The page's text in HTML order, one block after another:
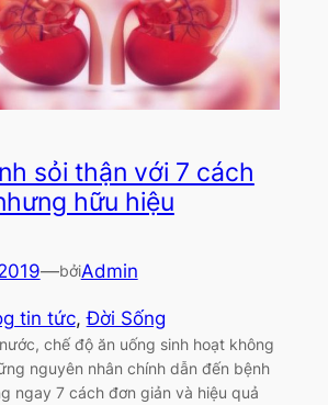
sỏi thận với 7 cách
hữu hiệu
—bởiAdmin
tin tức, Đời Sống
chế độ ăn uống sinh hoạt không
nguyên nhân chính dẫn đến bệnh
ngay 7 cách đơn giản và hiệu quả